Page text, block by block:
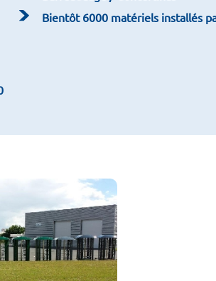
Bientôt 6000 matériels installés